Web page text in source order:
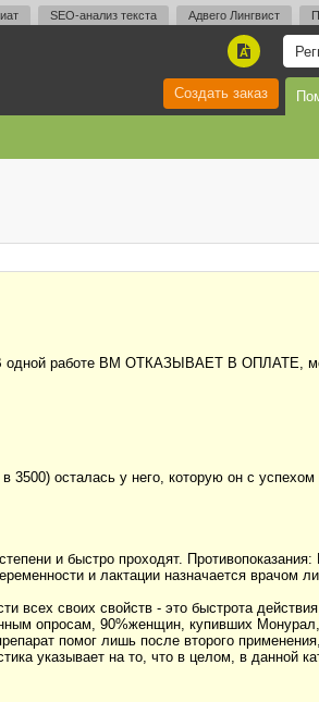
SEO-анализ текста Адвего Лингвист
A
Создать заказ
В одной работе ВМ ОТКАЗЫВАЕТ В ОПЛАТЕ,
осталась у него, которую он с успехом
и быстро проходят. Противопоказания:
и лактации назначается врачом
всех своих свойств - это быстрота
опросам, 90%женщин, купивших
помог лишь после второго
указывает на то, что в целом, в данной